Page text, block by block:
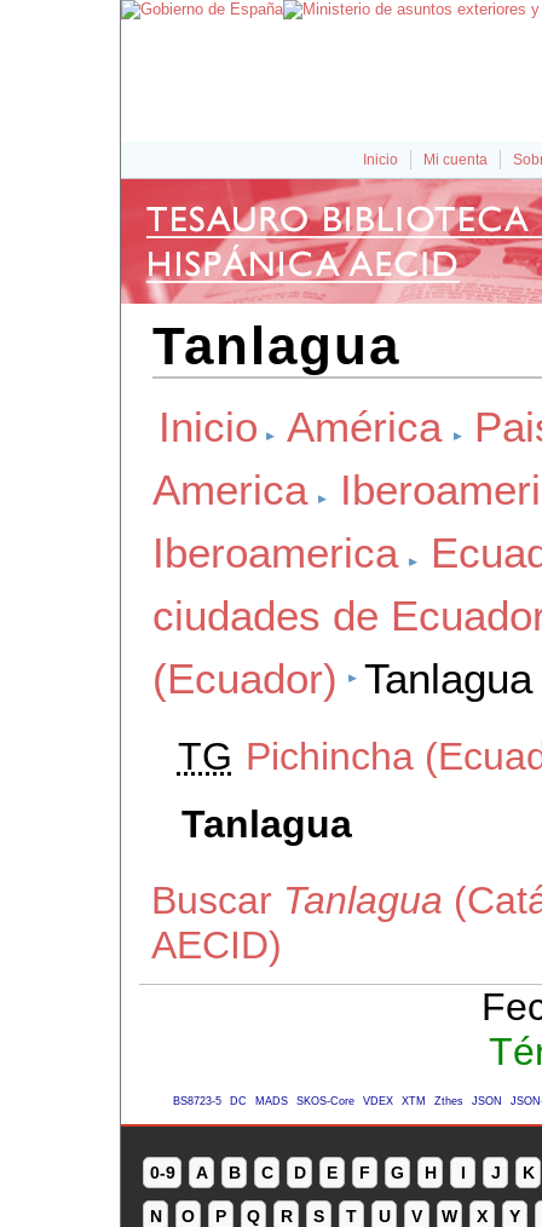
Inicio Mi cuenta
Tanlagua
Inicio América
America
Iberoamerica
ciudades de
(Ecuador)
Tanlagua
TG Pichincha
Tanlagua
Buscar Tanlagua
AECID)
BS8723-5 DC MADS SKOS-Core VDEX XTM Zthes JSON
0-9 A B C D E F G H I J K
N O P Q R S T U V W X Y